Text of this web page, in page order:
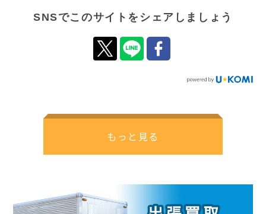
SNSでこのサイトをシェアしましょう
もっと見る